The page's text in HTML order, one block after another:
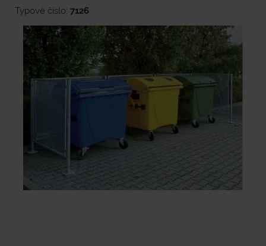
Typové číslo: 7126